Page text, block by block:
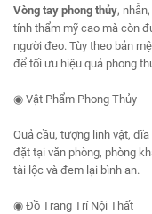
Vòng tay phong thủy,
tính thẩm mỹ cao mà còn
người đeo. Tùy theo bản
để tối ưu hiệu quả phong
◉ Vật Phẩm Phong Thủy
Quả cầu, tượng linh vật,
đặt tại văn phòng, phòng
tài lộc và đem lại bình an.
◉ Đồ Trang Trí Nội Thất